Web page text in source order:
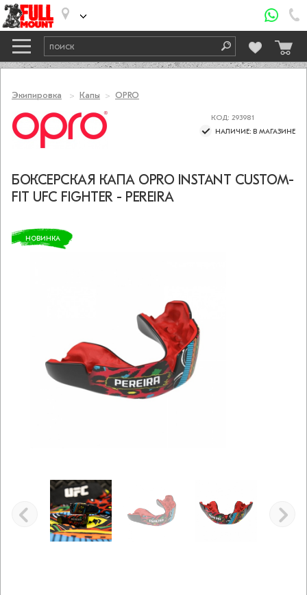
Экипировка Капы OPRO
КОД: 293981
НАЛИЧИЕ: В МАГАЗИНЕ
БОКСЕРСКАЯ КАПА OPRO INSTANT CUSTOM-
FIT UFC FIGHTER - PEREIRA
НОВИНКА